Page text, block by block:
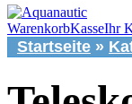
WarenkorbKasseIhr
Startseite »